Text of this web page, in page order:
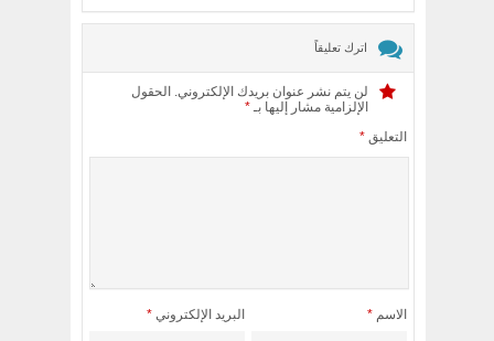
اترك تعليقاً
لن يتم نشر عنوان بريدك الإلكتروني. الحقول
الإلزامية مشار إليها بـ *
التعليق *
الاسم * البريد الإلكتروني *